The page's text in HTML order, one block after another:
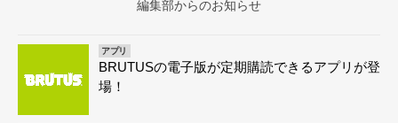
編集部からのお知らせ
アプリ
BRUTUSの電子版が定期購読できるアプリが登
場！